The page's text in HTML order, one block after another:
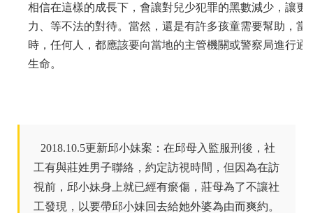
相信在這樣的成長下，會讓對兒少犯罪的黑數減少，讓
力、等不法的對待。當然，還是有許多孩童需要幫助，
時，任何人，都應該要向當地的主管機關或警察局進行
生命。
2018.10.5更新邱小妹案：在邱母入監服刑後，社
工有與莊姓男子聯絡，約定訪視時間，但因為在訪
視前，邱小妹身上就已經有瘀傷，莊母為了不讓社
工發現，以要帶邱小妹回去給她外婆為由而爽約。